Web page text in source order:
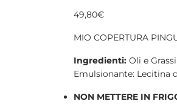
49,80€
MIO COPERTURA
Ingredienti: Oli e
Emulsionante: Lecitina
NON METTERE IN